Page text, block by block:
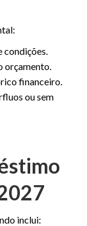
condições.
orçamento.
financeiro.
ou sem
inclui: